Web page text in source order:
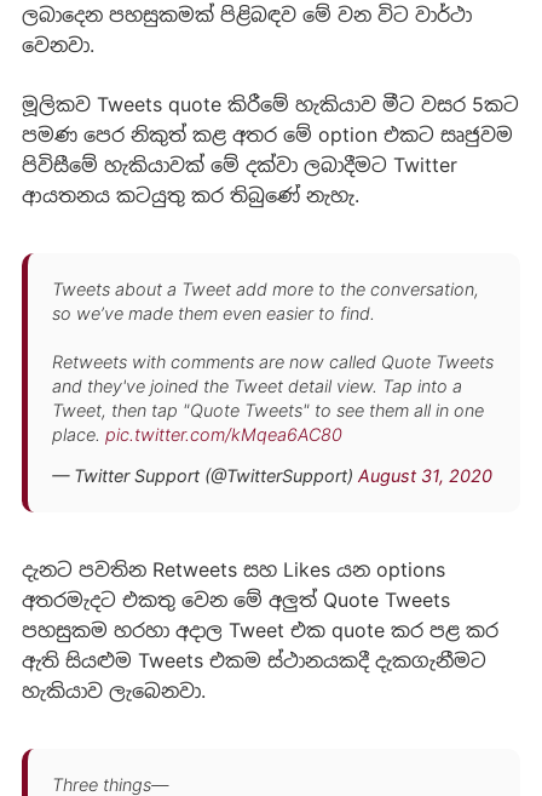
ලබාදෙන පහසුකමක් පිළිබඳව මේ වන විට වාර්ථා
වෙනවා.
මූලිකව Tweets quote කිරීමේ හැකියාව මීට වසර 5කට
පමණ පෙර නිකුත් කළ අතර මේ option එකට සෘජුවම
පිවිසීමේ හැකියාවක් මේ දක්වා ලබාදීමට Twitter
ආයතනය කටයුතු කර තිබුණේ නැහැ.
Tweets about a Tweet add more to the conversation,
so we’ve made them even easier to find.
Retweets with comments are now called Quote Tweets
and they've joined the Tweet detail view. Tap into a
Tweet, then tap "Quote Tweets" to see them all in one
place. pic.twitter.com/kMqea6AC80
— Twitter Support (@TwitterSupport) August 31, 2020
දැනට පවතින Retweets සහ Likes යන options
අතරමැදට එකතු වෙන මේ අලුත් Quote Tweets
පහසුකම හරහා අදාල Tweet එක quote කර පළ කර
ඇති සියළුම Tweets එකම ස්ථානයකදී දැකගැනීමට
හැකියාව ලැබෙනවා.
Three things—